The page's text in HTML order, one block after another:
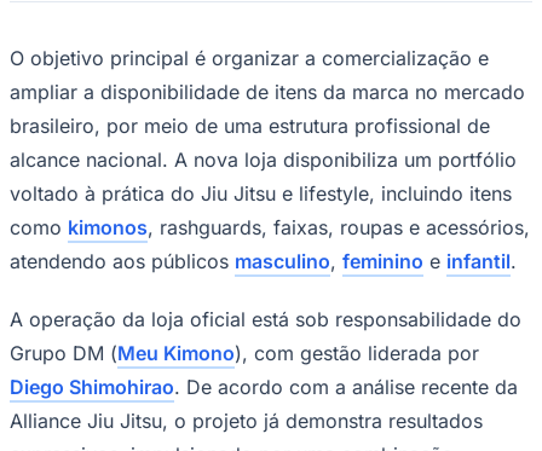
Ceará
Divulgação Meu Kimono—Foto:Divulgação
AAlliance Jiu Jitsu dá um novo passo
estratégico no Brasil com o lançamento de
sua loja oficial. O projeto foi desenvolvido
alunos acesso direto a toda a linha de
produtos Private Label da marca, com foco
em qualidade, padronização e